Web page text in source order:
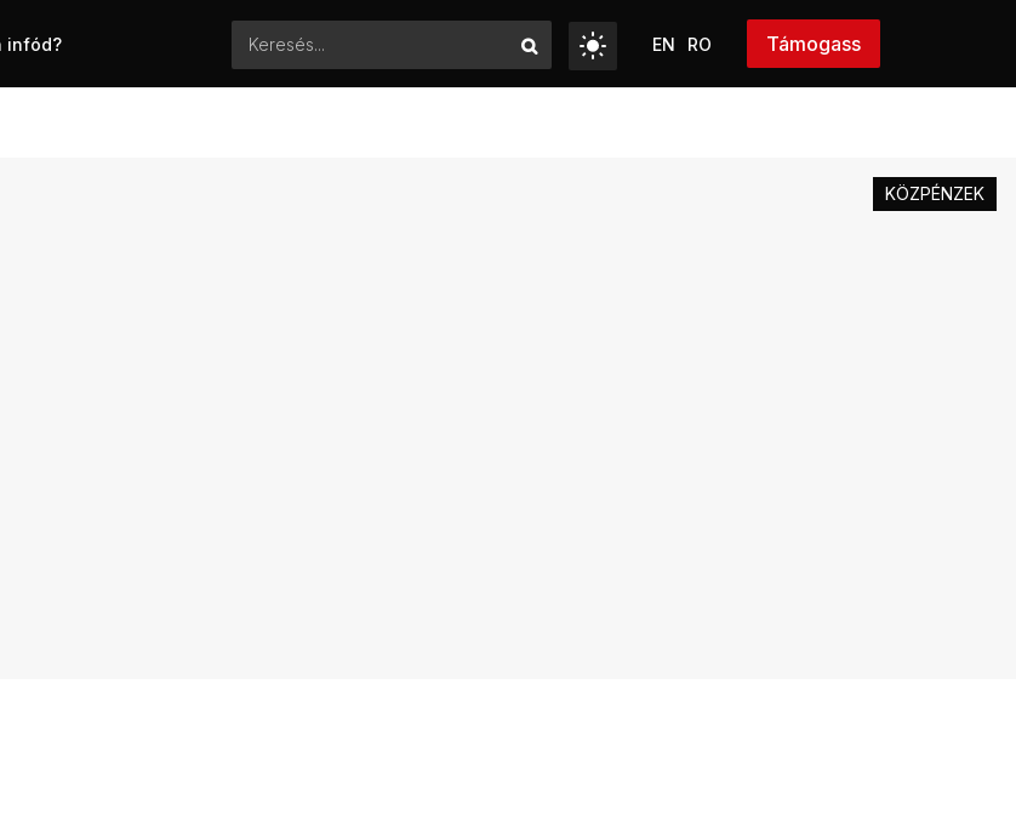
infód? EN RO Támogass
KÖZPÉNZEK